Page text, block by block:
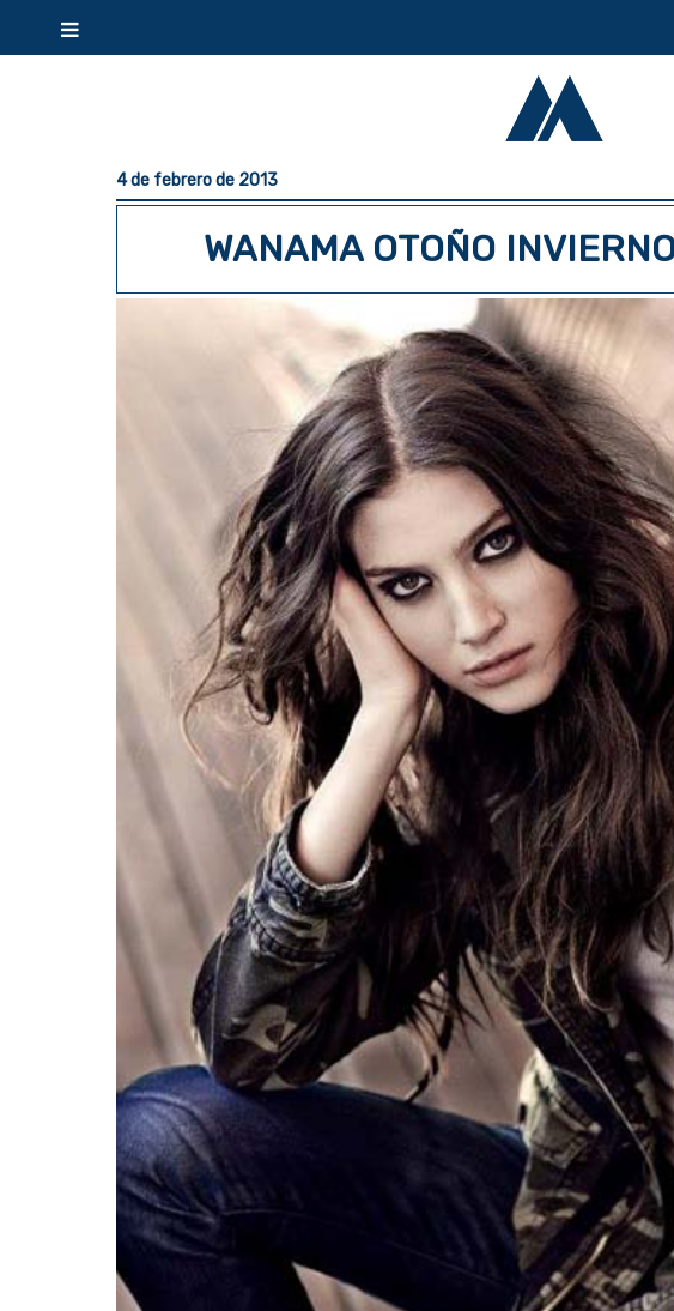
4 de febrero de 2013
WANAMA OTOÑO